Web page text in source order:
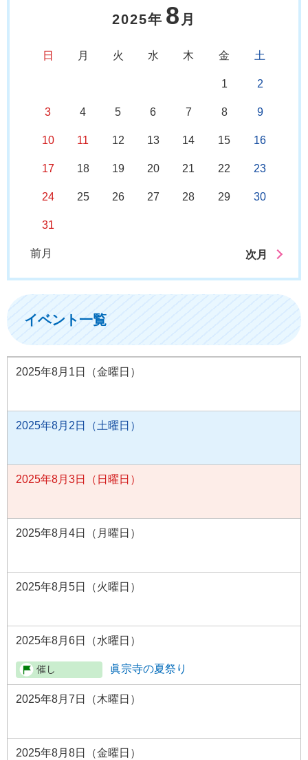
2025年 8 月
日 月 火 水 木 金 土
1 2
3 4 5 6 7 8 9
10 11 12 13 14 15 16
17 18 19 20 21 22 23
24 25 26 27 28 29 30
31
前月 次月
イベント一覧
2025年8月1日（金曜日）
2025年8月2日（土曜日）
2025年8月3日（日曜日）
2025年8月4日（月曜日）
2025年8月5日（火曜日）
2025年8月6日（水曜日）
眞宗寺の夏祭り
2025年8月7日（木曜日）
2025年8月8日（金曜日）